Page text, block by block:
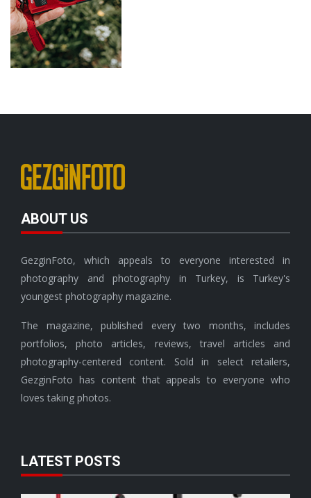
ABOUT US
GezginFoto, which appeals to everyone interested in
photography and photography in Turkey, is Turkey's
youngest photography magazine.
The magazine, published every two months, includes
portfolios, photo articles, reviews, travel articles and
photography-centered content. Sold in select retailers,
GezginFoto has content that appeals to everyone who
loves taking photos.
LATEST POSTS